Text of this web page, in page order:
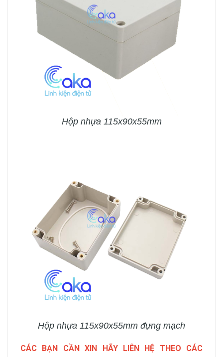
Hộp nhựa 115x90x55mm
Hộp nhựa 115x90x55mm đựng mạch
CÁC BẠN CẦN XIN HÃY LIÊN HỆ THEO CÁC